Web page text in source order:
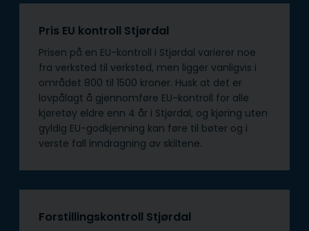
Pris EU kontroll Stjørdal
Prisen på en EU-kontroll i Stjørdal varierer noe
fra verksted til verksted, men ligger vanligvis i
området 800 til 1500 kroner. Husk at det er
lovpålagt å gjennomføre EU-kontroll for alle
kjøretøy eldre enn 4 år i Stjørdal, og kjøring uten
gyldig EU-godkjenning kan føre til bøter og i
verste fall inndragning av skiltene.
Forstillingskontroll Stjørdal